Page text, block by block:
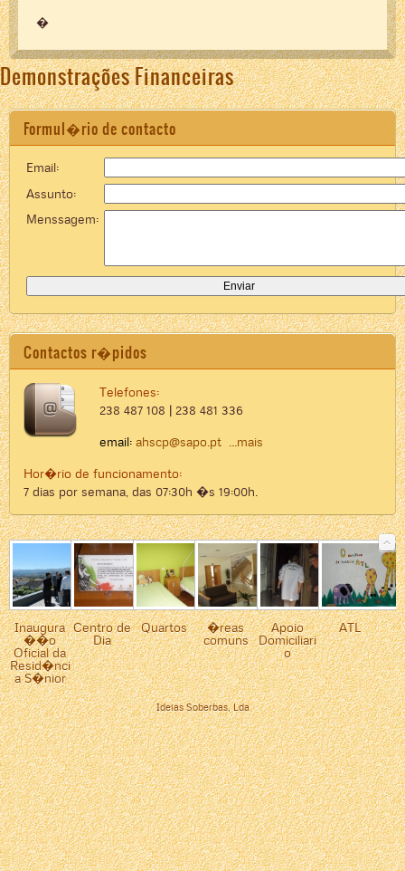
�
Demonstrações Financeiras
Formul�rio de contacto
Email:
Assunto:
Menssagem:
Contactos r�pidos
Telefones:
238 487 108 | 238 481 336
email: ahscp@sapo.pt ...mais
Hor�rio de funcionamento:
7 dias por semana, das 07:30h �s 19:00h.
Inaugura
��o
Oficial da
Resid�nci
a S�nior
Centro de
Dia
Quartos �reas
comuns
Apoio
Domiciliari
o
ATL
Ideias Soberbas, Lda